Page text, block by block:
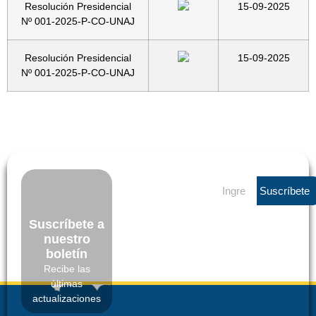
Resolución Presidencial
Nº 001-2025-P-CO-UNAJ
15-09-2025
Resolución Presidencial
Nº 001-2025-P-CO-UNAJ
15-09-2025
Suscríbete a
nuestro
boletín
Recibe las
últimas
actualizaciones
Suscríbete